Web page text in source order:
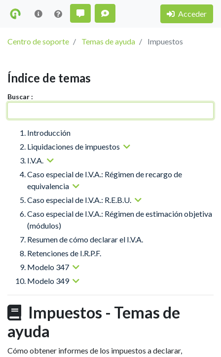
Acceder
Centro de soporte Temas de ayuda Impuestos
Índice de temas
Buscar :
Introducción
Liquidaciones de impuestos
I.V.A.
Caso especial de I.V.A.: Régimen de recargo de
equivalencia
Caso especial de I.V.A.: R.E.B.U.
Caso especial de I.V.A.: Régimen de estimación objetiva
(módulos)
Resumen de cómo declarar el I.V.A.
Retenciones de I.R.P.F.
Modelo 347
Modelo 349
Impuestos - Temas de
ayuda
Cómo obtener informes de los impuestos a declarar,